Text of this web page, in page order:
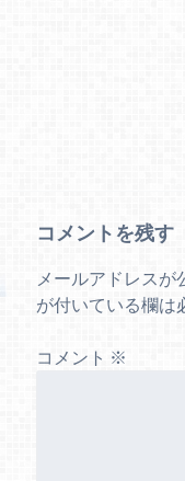
コメントを残す
メールアドレスが
が付いている欄は
コメント ※